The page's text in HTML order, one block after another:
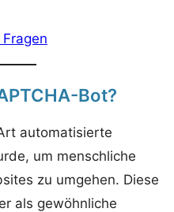
Bot?
automatisierte
um menschliche
zu umgehen. Diese
als gewöhnliche